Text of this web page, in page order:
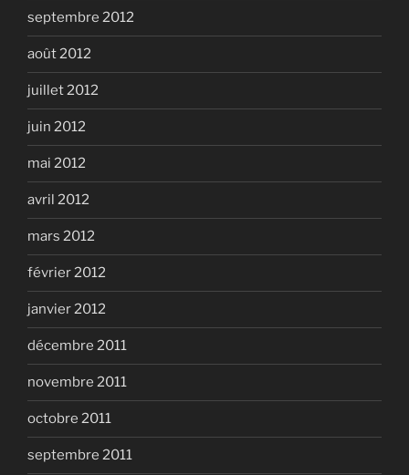
septembre 2012
août 2012
juillet 2012
juin 2012
mai 2012
avril 2012
mars 2012
février 2012
janvier 2012
décembre 2011
novembre 2011
octobre 2011
septembre 2011